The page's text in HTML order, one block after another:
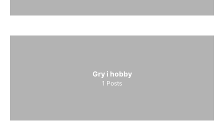
Gry i hobby
1 Posts